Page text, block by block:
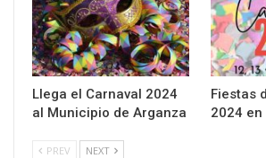
Llega el Carnaval 2024
al Municipio de Arganza
Fiestas
2024
PREV NEXT